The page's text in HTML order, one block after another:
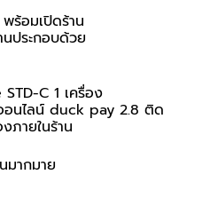
ร้อมเปิดร้าน
นประกอบด้วย
C 1 เครื่อง
ออนไลน์ duck pay 2.8 ติด
ภายในร้าน
มากมาย